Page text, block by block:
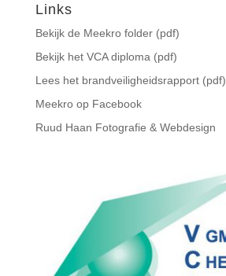
Links
Bekijk de Meekro folder (pdf)
Bekijk het VCA diploma (pdf)
Lees het brandveiligheidsrapport (pdf)
Meekro op Facebook
Ruud Haan Fotografie & Webdesign